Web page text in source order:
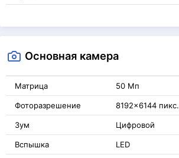
Основная камера
Матрица 50 Мп
Фоторазрешение 8192x6144 пикс.
Зум Цифровой
Вспышка LED